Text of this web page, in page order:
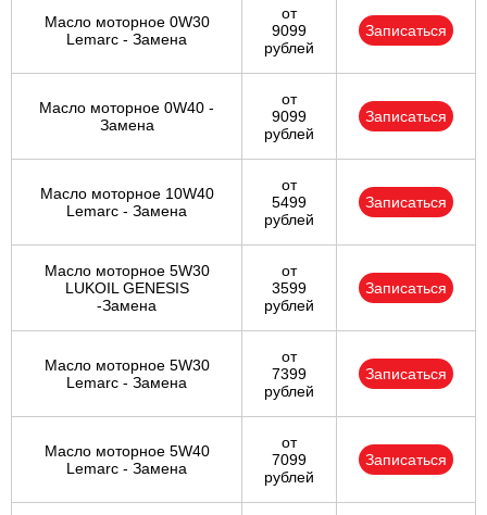
Масло моторное 0W30
Lemarc - Замена
от
9099
рублей
Записаться
Масло моторное 0W40 -
Замена
от
9099
рублей
Записаться
Масло моторное 10W40
Lemarc - Замена
от
5499
рублей
Записаться
Масло моторное 5W30
LUKOIL GENESIS
-Замена
от
3599
рублей
Записаться
Масло моторное 5W30
Lemarc - Замена
от
7399
рублей
Записаться
Масло моторное 5W40
Lemarc - Замена
от
7099
рублей
Записаться